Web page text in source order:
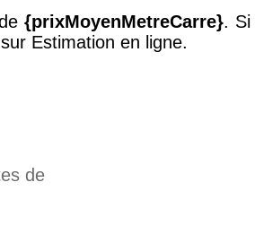
{prixMoyenMetreCarre}. Si
Estimation en ligne.
de